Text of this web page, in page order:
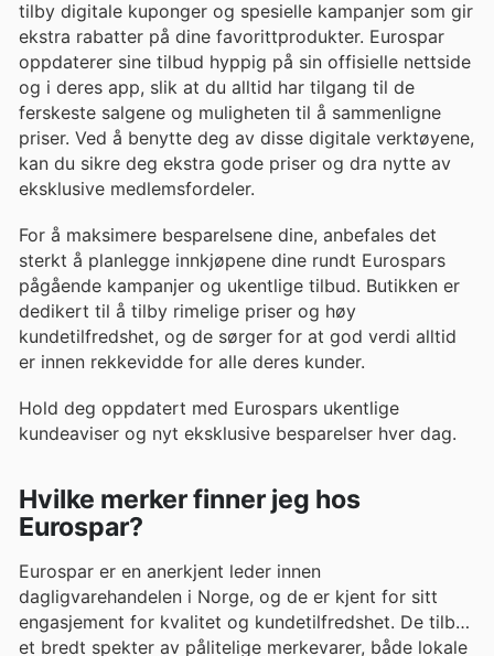
tilby digitale kuponger og spesielle kampanjer som gir
ekstra rabatter på dine favorittprodukter. Eurospar
oppdaterer sine tilbud hyppig på sin offisielle nettside
og i deres app, slik at du alltid har tilgang til de
ferskeste salgene og muligheten til å sammenligne
priser. Ved å benytte deg av disse digitale verktøyene,
kan du sikre deg ekstra gode priser og dra nytte av
eksklusive medlemsfordeler.
For å maksimere besparelsene dine, anbefales det
sterkt å planlegge innkjøpene dine rundt Eurospars
pågående kampanjer og ukentlige tilbud. Butikken er
dedikert til å tilby rimelige priser og høy
kundetilfredshet, og de sørger for at god verdi alltid
er innen rekkevidde for alle deres kunder.
Hold deg oppdatert med Eurospars ukentlige
kundeaviser og nyt eksklusive besparelser hver dag.
Hvilke merker finner jeg hos
Eurospar?
Eurospar er en anerkjent leder innen
dagligvarehandelen i Norge, og de er kjent for sitt
engasjement for kvalitet og kundetilfredshet. De tilbyr
et bredt spekter av pålitelige merkevarer, både lokale